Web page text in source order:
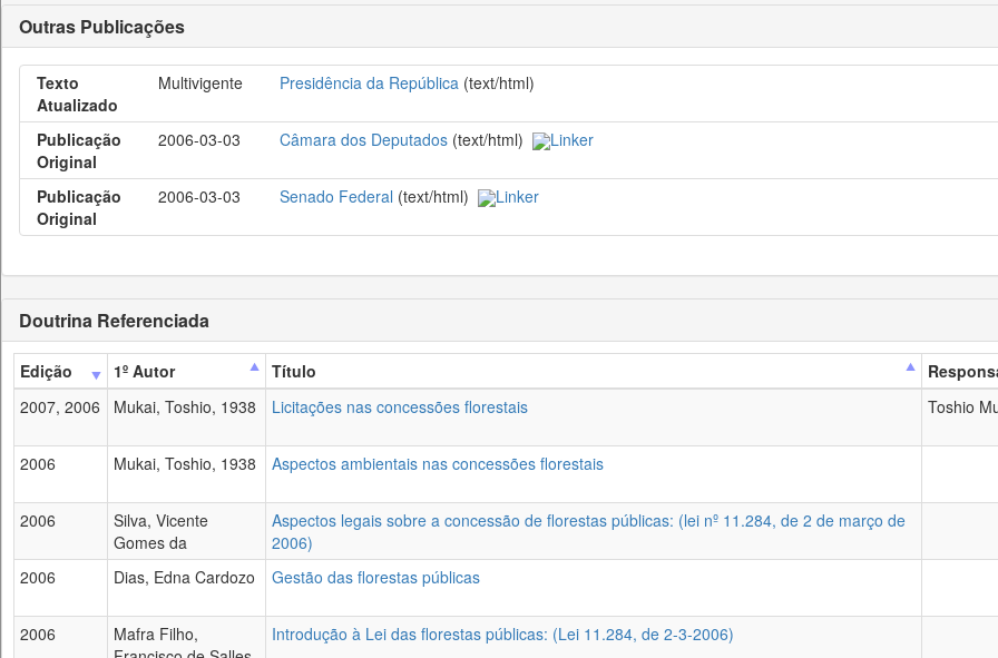
Outras Publicações
Texto
Atualizado
Multivigente Presidência da República (text/html)
Publicação
Original
2006-03-03 Câmara dos Deputados (text/html) Linker
Publicação
Original
2006-03-03 Senado Federal (text/html) Linker
Doutrina Referenciada
Edição 1º Autor Título
2007, 2006
Mukai, Toshio, 1938 Licitações nas concessões florestais Toshio
2006
Mukai, Toshio, 1938 Aspectos ambientais nas concessões florestais
2006
Silva, Vicente
Gomes da
Aspectos legais sobre a concessão de florestas públicas: (lei nº 11.284, de 2 de março de
2006)
2006
Dias, Edna Cardozo Gestão das florestas públicas
2006
Mafra Filho,
Introdução à Lei das florestas públicas: (Lei 11.284, de 2-3-2006)